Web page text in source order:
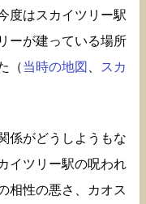
度はスカイツリー駅
ーが建っている場所
（当時の地図
スカ
係がどうしようもな
イツリー駅の呪われ
相性の悪さ、カオス